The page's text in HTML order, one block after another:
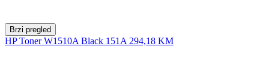
Brzi pregled
HP Toner W1510A Black 151A 294,18 KM